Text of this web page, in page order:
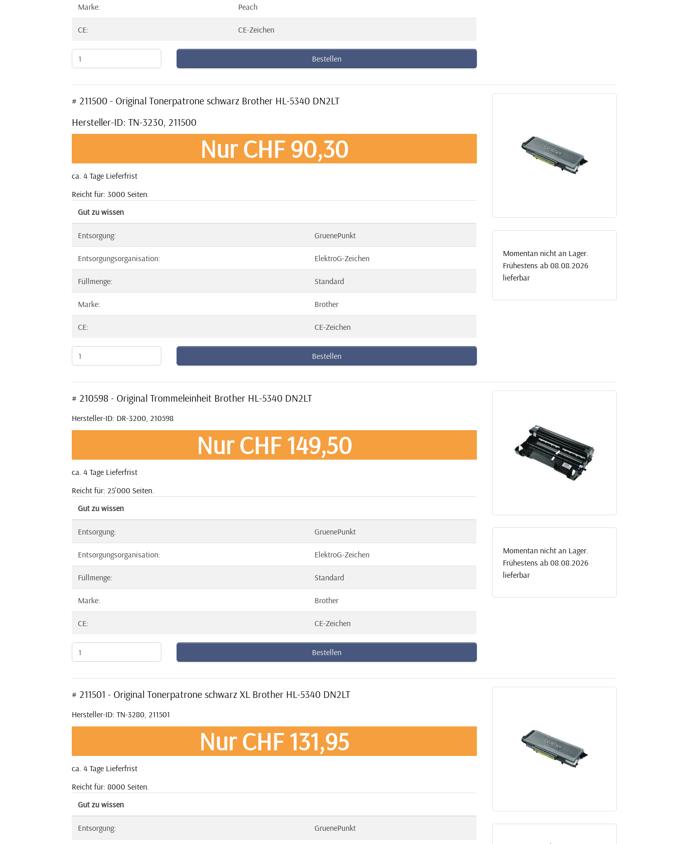
Marke: Peach
CE: CE-Zeichen
Bestellen
# 211500 - Original Tonerpatrone schwarz Brother HL-5340 DN2LT
Hersteller-ID: TN-3230, 211500
Nur CHF 90,30
ca. 4 Tage Lieferfrist
Reicht für: 3000 Seiten.
Gut zu wissen
Entsorgung: GruenePunkt
Entsorgungsorganisation: ElektroG-Zeichen
Füllmenge: Standard
Marke: Brother
CE: CE-Zeichen
Bestellen
Momentan nicht an Lager.
Frühestens ab 08.08.2026
lieferbar
# 210598 - Original Trommeleinheit Brother HL-5340 DN2LT
Hersteller-ID: DR-3200, 210598
Nur CHF 149,50
ca. 4 Tage Lieferfrist
Reicht für: 25'000 Seiten.
Gut zu wissen
Entsorgung: GruenePunkt
Entsorgungsorganisation: ElektroG-Zeichen
Füllmenge: Standard
Marke: Brother
CE: CE-Zeichen
Bestellen
Momentan nicht an Lager.
Frühestens ab 08.08.2026
lieferbar
# 211501 - Original Tonerpatrone schwarz XL Brother HL-5340 DN2LT
Hersteller-ID: TN-3280, 211501
Nur CHF 131,95
ca. 4 Tage Lieferfrist
Reicht für: 8000 Seiten.
Gut zu wissen
Entsorgung:
GruenePunkt